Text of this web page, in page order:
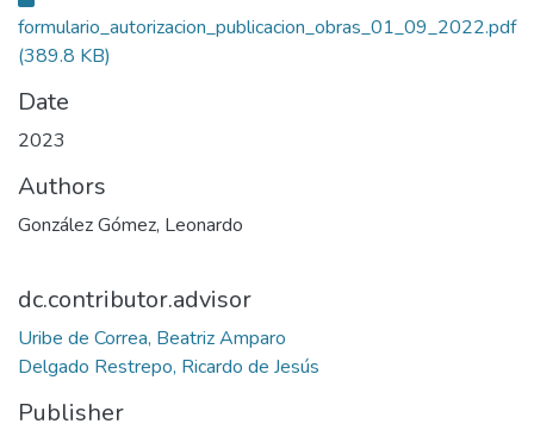
formulario_autorizacion_publicacion_obras_01_09_2022.pdf
(389.8 KB)
Date
2023
Authors
González Gómez, Leonardo
dc.contributor.advisor
Uribe de Correa, Beatriz Amparo
Delgado Restrepo, Ricardo de Jesús
Publisher